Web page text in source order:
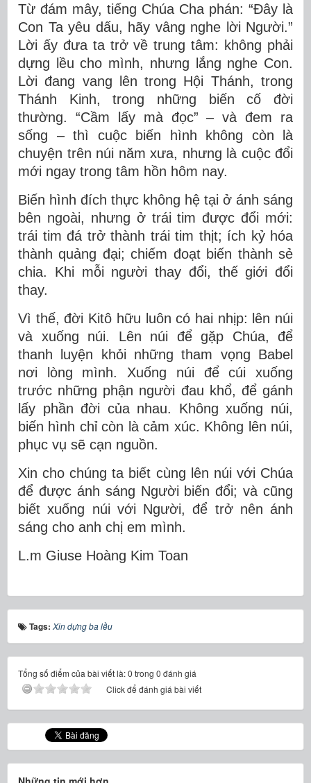
Từ đám mây, tiếng Chúa Cha phán: “Đây là
Con Ta yêu dấu, hãy vâng nghe lời Người.”
Lời ấy đưa ta trở về trung tâm: không phải
dựng lều cho mình, nhưng lắng nghe Con.
Lời đang vang lên trong Hội Thánh, trong
Thánh Kinh, trong những biến cố đời
thường. “Cầm lấy mà đọc” – và đem ra
sống – thì cuộc biến hình không còn là
chuyện trên núi năm xưa, nhưng là cuộc đổi
mới ngay trong tâm hồn hôm nay.
Biến hình đích thực không hệ tại ở ánh sáng
bên ngoài, nhưng ở trái tim được đổi mới:
trái tim đá trở thành trái tim thịt; ích kỷ hóa
thành quảng đại; chiếm đoạt biến thành sẻ
chia. Khi mỗi người thay đổi, thế giới đổi
thay.
Vì thế, đời Kitô hữu luôn có hai nhịp: lên núi
và xuống núi. Lên núi để gặp Chúa, để
thanh luyện khỏi những tham vọng Babel
nơi lòng mình. Xuống núi để cúi xuống
trước những phận người đau khổ, để gánh
lấy phần đời của nhau. Không xuống núi,
biến hình chỉ còn là cảm xúc. Không lên núi,
phục vụ sẽ cạn nguồn.
Xin cho chúng ta biết cùng lên núi với Chúa
để được ánh sáng Người biến đổi; và cũng
biết xuống núi với Người, để trở nên ánh
sáng cho anh chị em mình.
L.m Giuse Hoàng Kim Toan
Tags: Xin dựng ba lều
Tổng số điểm của bài viết là: 0 trong 0 đánh giá
Click để đánh giá bài viết